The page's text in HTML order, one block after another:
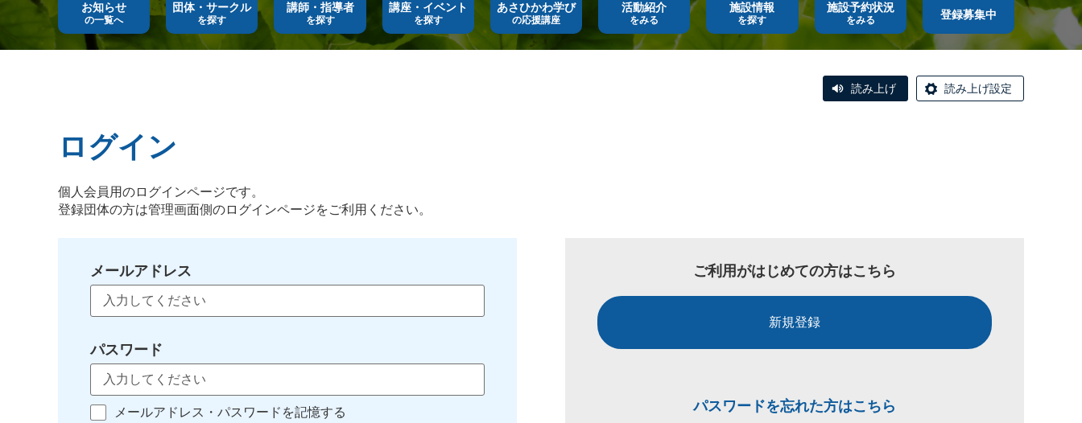
お知らせ
の一覧へ
団体・サークル
を探す
講師・指導者
を探す
講座・イベント
を探す
あさひかわ学び
の応援講座
活動紹介
をみる
施設情報
を探す
施設予約状況
をみる 登録募集中
読み上げ 読み上げ設定
ログイン
個人会員用のログインページです。
登録団体の方は管理画面側のログインページをご利用ください。
メールアドレス
パスワード
メールアドレス・パスワードを記憶する
ご利用がはじめての方はこちら
新規登録
パスワードを忘れた方はこちら